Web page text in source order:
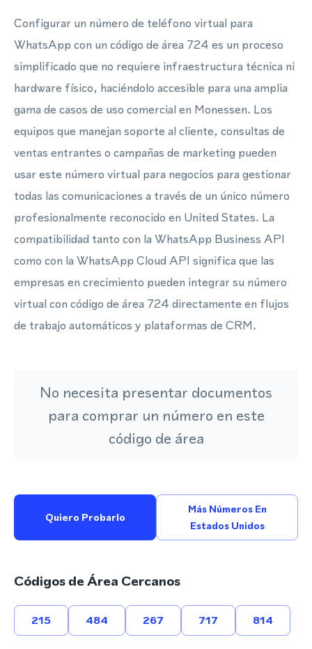
Configurar un número de teléfono virtual para
WhatsApp con un código de área 724 es un proceso
simplificado que no requiere infraestructura técnica ni
hardware físico, haciéndolo accesible para una amplia
gama de casos de uso comercial en Monessen. Los
equipos que manejan soporte al cliente, consultas de
ventas entrantes o campañas de marketing pueden
usar este número virtual para negocios para gestionar
todas las comunicaciones a través de un único número
profesionalmente reconocido en United States. La
compatibilidad tanto con la WhatsApp Business API
como con la WhatsApp Cloud API significa que las
empresas en crecimiento pueden integrar su número
virtual con código de área 724 directamente en flujos
de trabajo automáticos y plataformas de CRM.
No necesita presentar documentos
para comprar un número en este
código de área
Quiero Probarlo
Más Números En
Estados Unidos
Códigos de Área Cercanos
215 484 267 717 814